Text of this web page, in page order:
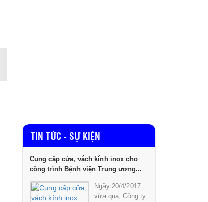
TIN TỨC - SỰ KIỆN
Cung cấp cửa, vách kính inox cho
công trình Bệnh viện Trung ương...
Ngày 20/4/2017
vừa qua, Công ty